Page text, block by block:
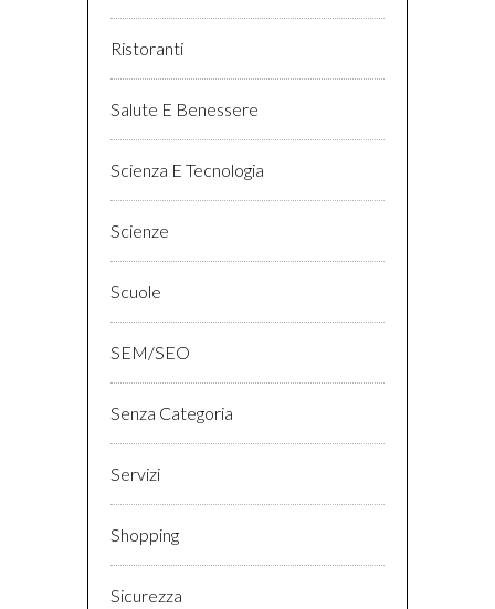
Ristoranti
Salute E Benessere
Scienza E Tecnologia
Scienze
Scuole
SEM/SEO
Senza Categoria
Servizi
Shopping
Sicurezza